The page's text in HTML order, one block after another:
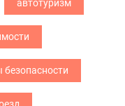
автотуризм
безопасности